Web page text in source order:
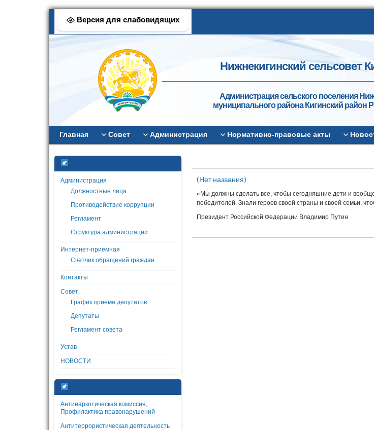
Версия для слабовидящих
Нижнекигинский сельсовет
Администрация сельского поселения
муниципального района Кигинский район
Главная Совет Администрация Нормативно-правовые акты
Администрация
Должностные лица
Противодействие коррупции
Регламент
Структура администрации
Интернет-приемная
Счетчик обращений граждан
Контакты
Совет
График приема депутатов
Депутаты
Регламент совета
Устав
НОВОСТИ
Антинаркотическая комиссия,
Профилактика правонарушений
Антитеррористическая деятельность
(Нет названия)
«Мы должны сделать все, чтобы сегодняшние дети и
победителей. Знали героев своей страны и своей семьи,
Президент Российской Федерации Владимир Путин